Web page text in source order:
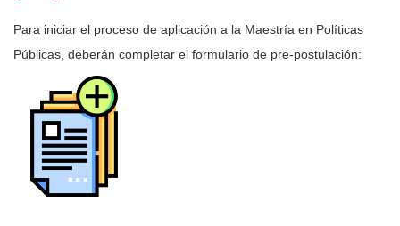
Para iniciar el proceso de aplicación a la Maestría en Políticas
Públicas, deberán completar el formulario de pre-postulación: